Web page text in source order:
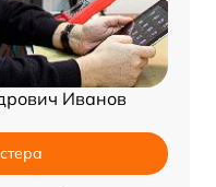
Иванов